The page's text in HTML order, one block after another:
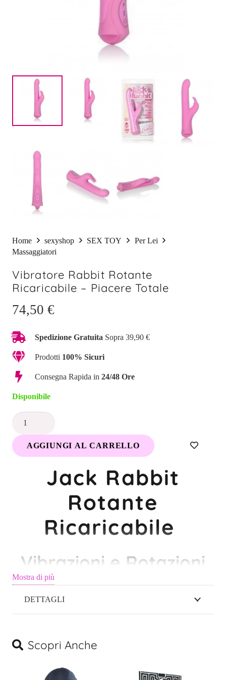
Home sexyshop SEX TOY
Per Lei
Massaggiatori
Vibratore Rabbit Rotante
Ricaricabile – Piacere Totale
74,50 €
Spedizione Gratuita Sopra 39,90 €
Prodotti 100% Sicuri
Consegna Rapida in 24/48 Ore
Disponibile
Vibratore
RotanteAGGIUNGI AL CARRELLO
Jack Rabbit
Rotante
Ricaricabile
Vibrazioni e Rotazioni
per Estasi Totale
Preparati a vivere un’esperienza di piacere completa e
toy pensato per regalarti orgasmi intensi ogni volta che lo
Compatto, potente e versatile, combina il meglio della
Mostra di più
DETTAGLI
Scopri Anche